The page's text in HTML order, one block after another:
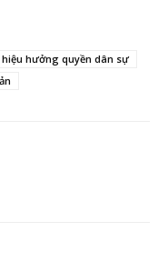
hưởng quyền dân sự